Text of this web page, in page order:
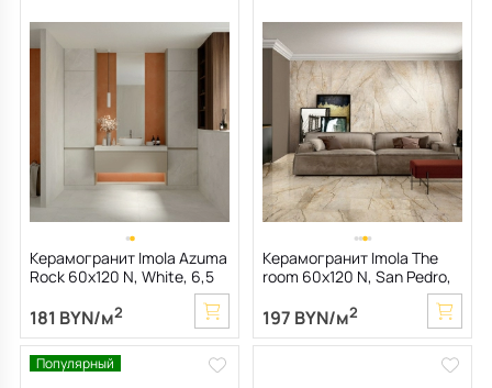
Детская посуда
Декоративные блюда
Мебель для ванной
Аксессуары для ванной
Полотенцесушители, Радиаторы
Подушки-вкладыши
Декор дома
Терраса и балкон
Керамогранит Imola Azuma
Rock 60х120 N, White, 6,5
181 BYN/м2
Керамогранит Imola The
room 60х120 N, San Pedro,
197 BYN/м2
Популярный